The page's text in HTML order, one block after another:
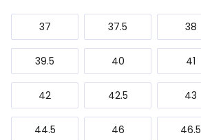
37 37.5 38
39.5 40 41
42 42.5 43
44.5 46 46.5